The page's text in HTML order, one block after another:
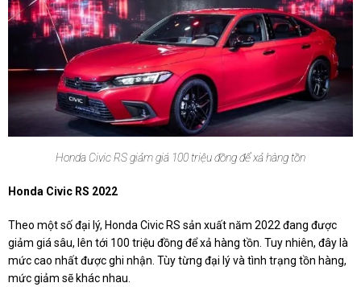
Honda Civic RS giảm giá 100 triệu đồng để xả hàng tồn
Honda Civic RS 2022
Theo một số đại lý, Honda Civic RS sản xuất năm 2022 đang được
giảm giá sâu, lên tới 100 triệu đồng để xả hàng tồn. Tuy nhiên, đây là
mức cao nhất được ghi nhận. Tùy từng đại lý và tình trạng tồn hàng,
mức giảm sẽ khác nhau.